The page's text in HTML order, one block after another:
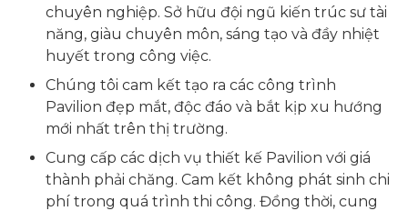
chuyên nghiệp. Sở hữu đội ngũ kiến trúc sư tài
năng, giàu chuyên môn, sáng tạo và đầy nhiệt
huyết trong công việc.
Chúng tôi cam kết tạo ra các công trình
Pavilion đẹp mắt, độc đáo và bắt kịp xu hướng
mới nhất trên thị trường.
Cung cấp các dịch vụ thiết kế Pavilion với giá
thành phải chăng. Cam kết không phát sinh chi
phí trong quá trình thi công. Đồng thời, cung